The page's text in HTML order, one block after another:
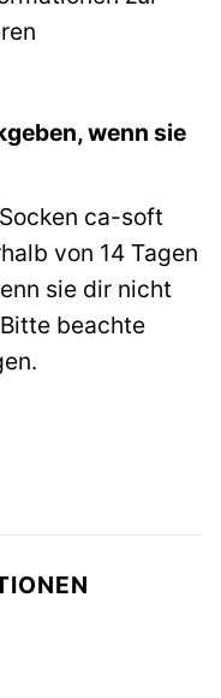
wenn sie
ca-soft
von 14 Tagen
sie dir nicht
beachte